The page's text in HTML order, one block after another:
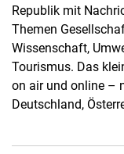
Republik mit
Themen
Wissenschaft,
Tourismus. Das
on air und online –
Deutschland,